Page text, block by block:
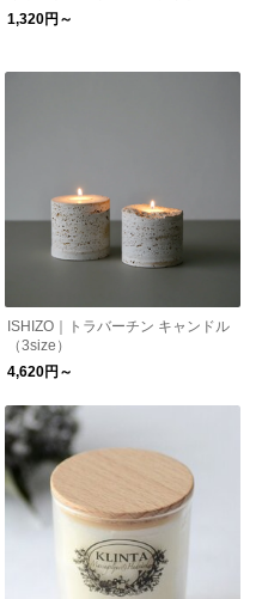
1,320円～
ISHIZO｜トラバーチン キャンドル
（3size）
4,620円～